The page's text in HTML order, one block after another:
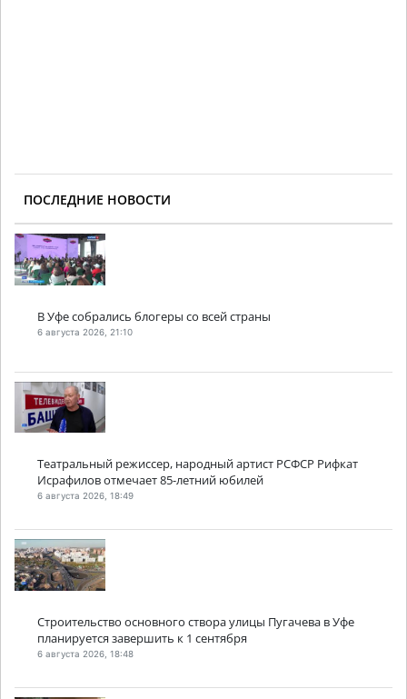
ПОСЛЕДНИЕ НОВОСТИ
В Уфе собрались блогеры со всей страны
6 августа 2026, 21:10
Театральный режиссер, народный артист РСФСР Рифкат
Исрафилов отмечает 85-летний юбилей
6 августа 2026, 18:49
Строительство основного створа улицы Пугачева в Уфе
планируется завершить к 1 сентября
6 августа 2026, 18:48